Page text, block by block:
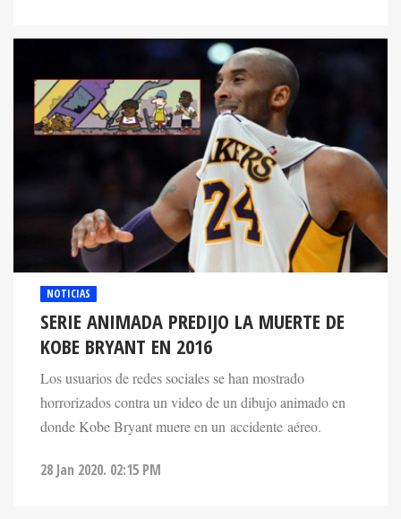
NOTICIAS
SERIE ANIMADA PREDIJO LA MUERTE DE
KOBE BRYANT EN 2016
Los usuarios de redes sociales se han mostrado
horrorizados contra un video de un dibujo animado en
donde Kobe Bryant muere en un accidente aéreo.
28 Jan 2020. 02:15 PM